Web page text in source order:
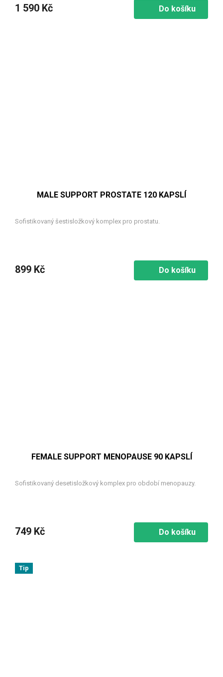
1 590 Kč Do košíku
MALE SUPPORT PROSTATE 120 KAPSLÍ
Sofistikovaný šestisložkový komplex pro prostatu.
899 Kč Do košíku
FEMALE SUPPORT MENOPAUSE 90 KAPSLÍ
Sofistikovaný desetisložkový komplex pro období menopauzy.
749 Kč Do košíku
Tip